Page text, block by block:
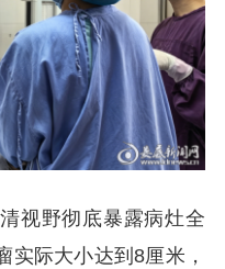
视野彻底暴露病灶全
实际大小达到8厘米，